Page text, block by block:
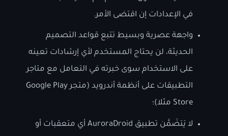
في الإعدادات إن اقتضى الأمر.
واجهة عصرية وبسيط تتبع قواعد التصميم
الحديثة، لن يحتاج المستخدم ﻷي إرشادات تعينه
على الاستخدام سوى خبرته في التعامل مع متاجر
التطبيقات على أنظمة أندرويد (متجر Google Play
Store مثلا)؛
لا يَتضَمَّن تطبيق AuroraDroid أي متعقبات أو